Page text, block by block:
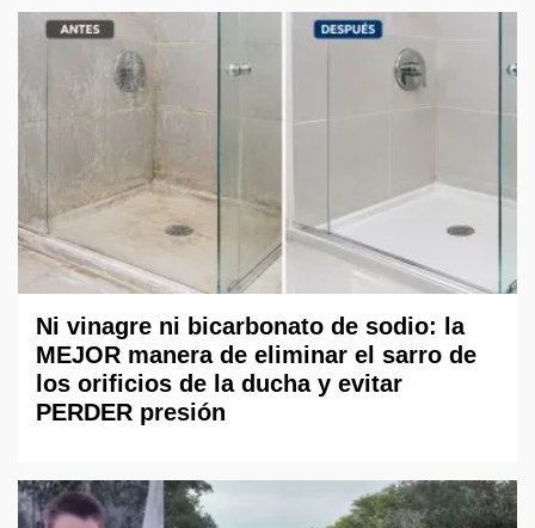
Ni vinagre ni bicarbonato de sodio: la
MEJOR manera de eliminar el sarro de
los orificios de la ducha y evitar
PERDER presión